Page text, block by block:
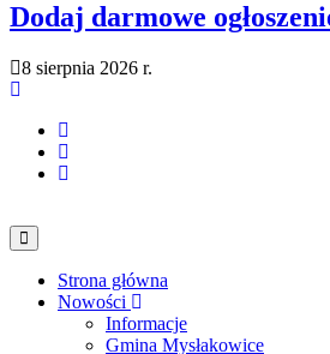
Dodaj darmowe
8 sierpnia 2026 r.
Strona główna
Nowości
Informacje
Gmina Mysłakowice